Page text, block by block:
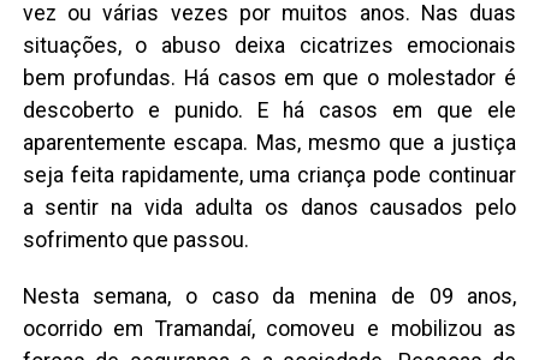
vez ou várias vezes por muitos anos. Nas duas
situações, o abuso deixa cicatrizes emocionais
bem profundas. Há casos em que o molestador é
descoberto e punido. E há casos em que ele
aparentemente escapa. Mas, mesmo que a justiça
seja feita rapidamente, uma criança pode continuar
a sentir na vida adulta os danos causados pelo
sofrimento que passou.
Nesta semana, o caso da menina de 09 anos,
ocorrido em Tramandaí, comoveu e mobilizou as